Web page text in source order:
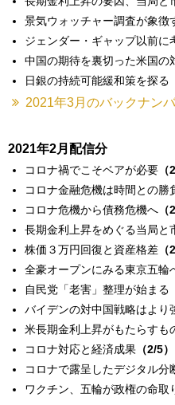
景気ウォッチャー調査が象徴
ジェンダー・ギャップ以前に
中国の期待を裏切った米国の
日銀の持続可能緩和策を探る
2021年3月のバックナン
2021年2月配信分
コロナ禍でこそベアが必要 （
コロナ金融危機は時間との勝
コロナ危機から債務危機へ （
長期金利上昇をめぐる当局と
株価３万円回復と資産格差 （
全豪オープンにみる東京五輪
自民党「老害」整理が始まる
バイデンの対中国戦略はより
米長期金利上昇がもたらすも
コロナ対応と経済成果 （2/5）
コロナで露呈したデジタル分
ワクチン、五輪が政権の命取